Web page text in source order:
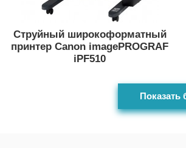
Струйный широкоформатный
принтер Canon imagePROGRAF
iPF510
Показать